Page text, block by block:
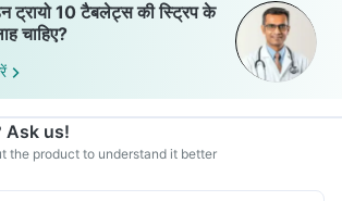
ट्रायो 10 टैबलेट्स की स्ट्रिप के
चाहिए?
Ask us!
the product to understand it better